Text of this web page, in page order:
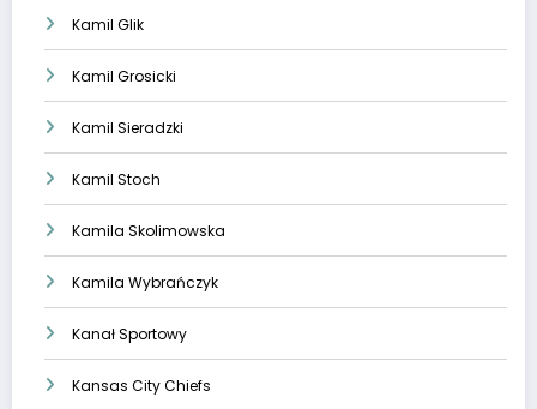
Kamil Glik
Kamil Grosicki
Kamil Sieradzki
Kamil Stoch
Kamila Skolimowska
Kamila Wybrańczyk
Kanał Sportowy
Kansas City Chiefs